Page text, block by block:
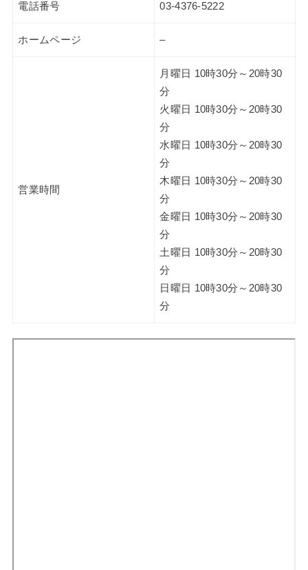
電話番号 03-4376-5222
ホームページ –
営業時間
月曜日 10時30分～20時30
分
火曜日 10時30分～20時30
分
水曜日 10時30分～20時30
分
木曜日 10時30分～20時30
分
金曜日 10時30分～20時30
分
土曜日 10時30分～20時30
分
日曜日 10時30分～20時30
分